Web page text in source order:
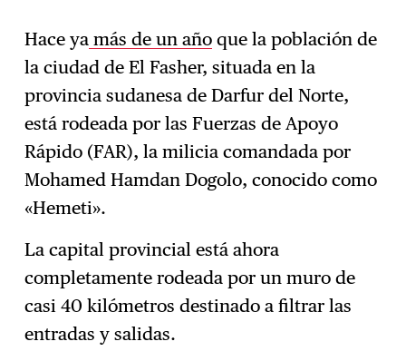
→ Suscríbase
Hace ya más de un año que la población de
la ciudad de El Fasher, situada en la
provincia sudanesa de Darfur del Norte,
está rodeada por las Fuerzas de Apoyo
Rápido (FAR), la milicia comandada por
Mohamed Hamdan Dogolo, conocido como
«Hemeti».
La capital provincial está ahora
completamente rodeada por un muro de
casi 40 kilómetros destinado a filtrar las
entradas y salidas.